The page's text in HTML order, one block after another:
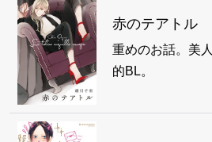
赤のテアトル
重めのお話。美
的BL。